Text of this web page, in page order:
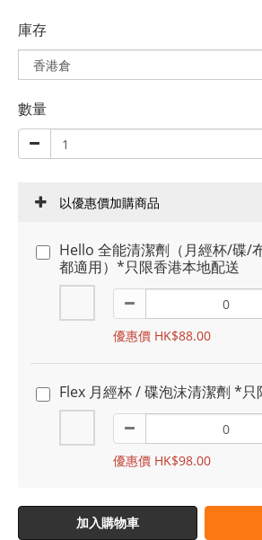
庫存
數量
以優惠價加購商品
Hello 全能清潔劑（月經杯/碟/
都適用）*只限香港本地配送
優惠價 HK$88.00
Flex 月經杯 / 碟泡沫清潔劑 *只
優惠價 HK$98.00
加入購物車